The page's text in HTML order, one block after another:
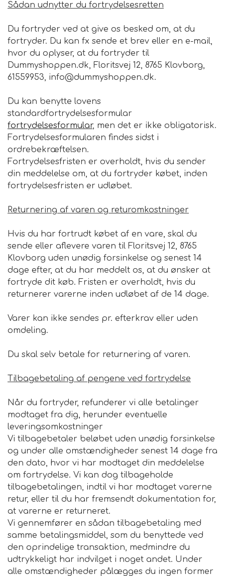
Sådan udnytter du fortrydelsesretten
Du fortryder ved at give os besked om, at du
fortryder. Du kan fx sende et brev eller en e-mail,
hvor du oplyser, at du fortryder til
Dummyshoppen.dk, Floritsvej 12, 8765 Klovborg,
61559953, info@dummyshoppen.dk.
Du kan benytte lovens
standardfortrydelsesformular
fortrydelsesformular, men det er ikke obligatorisk.
Fortrydelsesformularen findes sidst i
ordrebekræftelsen.
Fortrydelsesfristen er overholdt, hvis du sender
din meddelelse om, at du fortryder købet, inden
fortrydelsesfristen er udløbet.
Returnering af varen og returomkostninger
Hvis du har fortrudt købet af en vare, skal du
sende eller aflevere varen til Floritsvej 12, 8765
Klovborg uden unødig forsinkelse og senest 14
dage efter, at du har meddelt os, at du ønsker at
fortryde dit køb. Fristen er overholdt, hvis du
returnerer varerne inden udløbet af de 14 dage.
Varer kan ikke sendes pr. efterkrav eller uden
omdeling.
Du skal selv betale for returnering af varen.
Tilbagebetaling af pengene ved fortrydelse
Når du fortryder, refunderer vi alle betalinger
modtaget fra dig, herunder eventuelle
leveringsomkostninger
Vi tilbagebetaler beløbet uden unødig forsinkelse
og under alle omstændigheder senest 14 dage fra
den dato, hvor vi har modtaget din meddelelse
om fortrydelse. Vi kan dog tilbageholde
tilbagebetalingen, indtil vi har modtaget varerne
retur, eller til du har fremsendt dokumentation for,
at varerne er returneret.
Vi gennemfører en sådan tilbagebetaling med
samme betalingsmiddel, som du benyttede ved
den oprindelige transaktion, medmindre du
udtrykkeligt har indvilget i noget andet. Under
alle omstændigheder pålægges du ingen former